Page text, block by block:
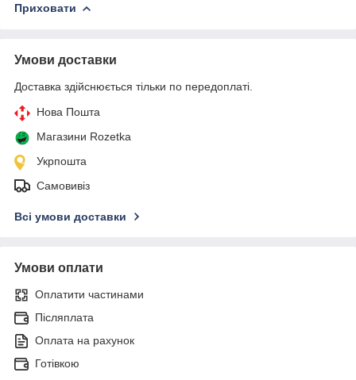
Приховати
Умови доставки
Доставка здійснюється тільки по передоплаті.
Нова Пошта
Магазини Rozetka
Укрпошта
Самовивіз
Всі умови доставки
Умови оплати
Оплатити частинами
Післяплата
Оплата на рахунок
Готівкою